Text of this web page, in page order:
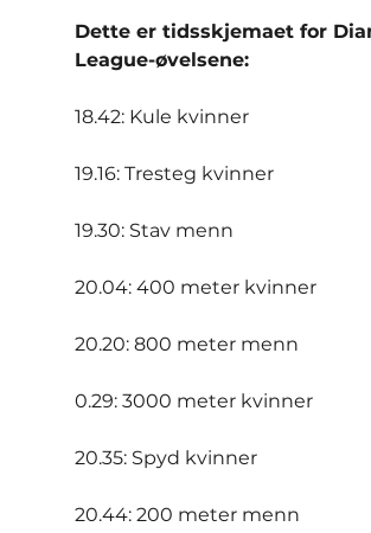
Dette er tidsskjemaet for
League-øvelsene:
18.42: Kule kvinner
19.16: Tresteg kvinner
19.30: Stav menn
20.04: 400 meter kvinner
20.20: 800 meter menn
0.29: 3000 meter kvinner
20.35: Spyd kvinner
20.44: 200 meter menn